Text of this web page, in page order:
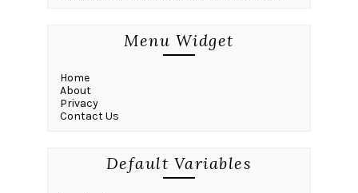
Menu Widget
Home
About
Privacy
Contact Us
Default Variables